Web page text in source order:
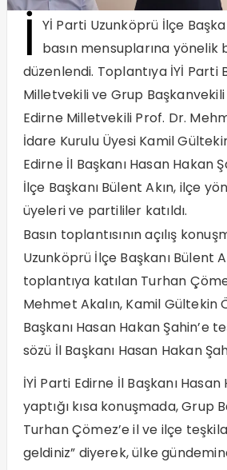
İ Yİ Parti Uzunköprü İlçe
basın mensuplarına yönelik
düzenlendi. Toplantıya İYİ Parti
Milletvekili ve Grup
Edirne Milletvekili Prof. Dr.
İdare Kurulu Üyesi Kamil
Edirne İl Başkanı Hasan Hakan
İlçe Başkanı Bülent Akın, ilçe
üyeleri ve partililer katıldı.
Basın toplantısının açılış
Uzunköprü İlçe Başkanı Bülent
toplantıya katılan Turhan
Mehmet Akalın, Kamil Gültekin
Başkanı Hasan Hakan Şahin’e
sözü İl Başkanı Hasan Hakan
İYİ Parti Edirne İl Başkanı
yaptığı kısa konuşmada, Grup
Turhan Çömez’e il ve ilçe
geldiniz” diyerek, ülke